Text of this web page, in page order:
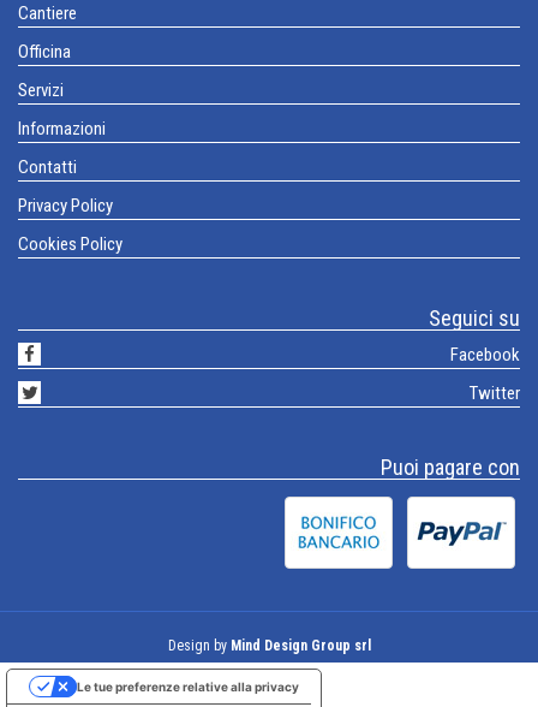
Cantiere
Officina
Servizi
Informazioni
Contatti
Privacy Policy
Cookies Policy
Seguici su
Facebook
Twitter
Puoi pagare con
Design by Mind Design Group srl
Le tue preferenze relative alla privacy